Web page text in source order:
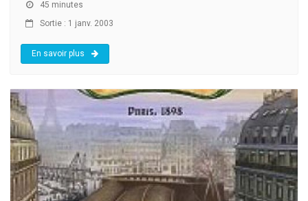
45 minutes
Sortie : 1 janv. 2003
En savoir plus